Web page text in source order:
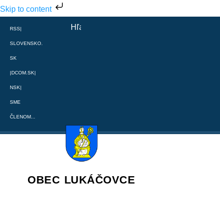
Skip to content
RSS|
SLOVENSKO.
SK
|DCOM.SK|
NSK|
SME
ČLENOM...
OBEC LUKÁČOVCE